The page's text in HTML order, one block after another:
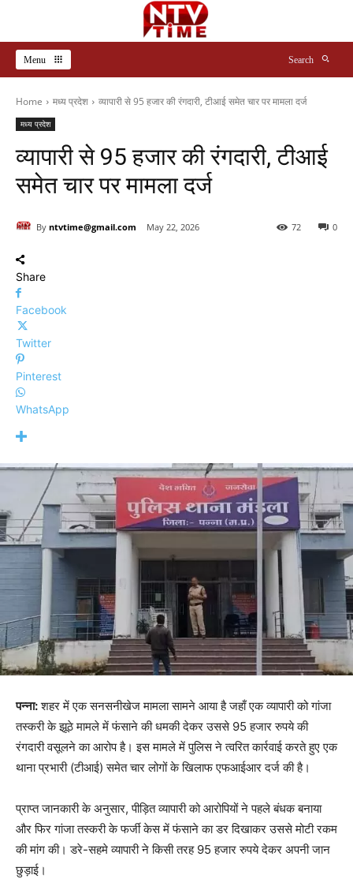
Menu Search
Home मध्य प्रदेश व्यापारी से 95 हजार की रंगदारी, टीआई समेत चार पर मामला दर्ज
मध्य प्रदेश
व्यापारी से 95 हजार की रंगदारी, टीआई
समेत चार पर मामला दर्ज
By ntvtime@gmail.com May 22, 2026 0
72
Share
Facebook
Twitter
Pinterest
WhatsApp
पन्ना:शहर में एक सनसनीखेज मामला सामने आया है जहाँ एक व्यापारी को गांजा
तस्करी के झूठे मामले में फंसाने की धमकी देकर उससे 95 हजार रुपये की
रंगदारी वसूलने का आरोप है। इस मामले में पुलिस ने त्वरित कार्रवाई करते हुए एक
थाना प्रभारी (टीआई) समेत चार लोगों के खिलाफ एफआईआर दर्ज की है।
प्राप्त जानकारी के अनुसार, पीड़ित व्यापारी को आरोपियों ने पहले बंधक बनाया
और फिर गांजा तस्करी के फर्जी केस में फंसाने का डर दिखाकर उससे मोटी रकम
की मांग की। डरे-सहमे व्यापारी ने किसी तरह 95 हजार रुपये देकर अपनी जान
छुड़ाई।